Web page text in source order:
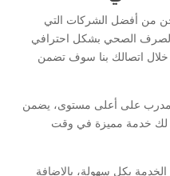
من أفضل الشركات التي
الصحي بشكل احترافي
خلال اتصالك بنا سوف تضمن
مدرب على أعلى مستوى، يضمن
لك خدمة مميزة في وقت
بكل سهولة، بالإضافة